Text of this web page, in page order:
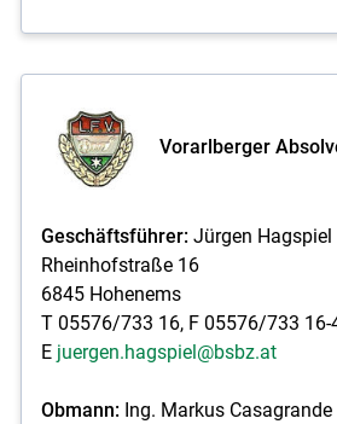
Vorarlberger
Geschäftsführer:Jürgen Hagspiel
Rheinhofstraße 16
6845 Hohenems
T 05576/733 16, F 05576/733 16-
E juergen.hagspiel@bsbz.at
Obmann:Ing. Markus Casagrande